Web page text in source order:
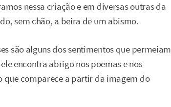
nessa criação e em diversas outras da
sem chão, a beira de um abismo.
são alguns dos sentimentos que permeiam
encontra abrigo nos poemas e nos
que comparece a partir da imagem do